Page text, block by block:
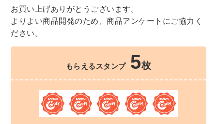
お買い上げありがとうございます。
よりよい商品開発のため、商品アンケートにご協力く
ださい。
もらえるスタンプ 5枚